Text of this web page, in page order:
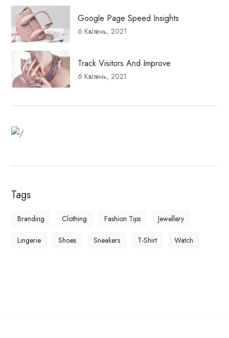
Google Page Speed Insights
6 Квітень, 2021
Track Visitors And Improve
6 Квітень, 2021
Fitness Dresses
Tags
Branding Clothing Fashion Tips Jewellery
Lingerie Shoes Sneakers T-Shirt Watch